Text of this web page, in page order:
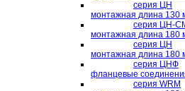
серия ЦН
монтажная длина 130
серия ЦН-
монтажная длина 180
серия ЦН
монтажная длина 180
серия ЦНФ
фланцевые
серия WRM